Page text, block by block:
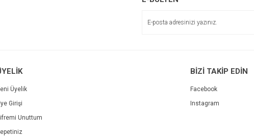
Üyelik
Girişi
Unuttum
BİZİ TAKİP EDİN
Facebook
Instagram